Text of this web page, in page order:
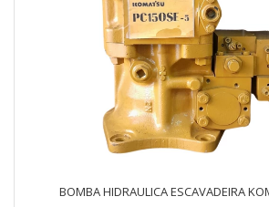
BOMBA HIDRAULICA ESCAVADEIRA